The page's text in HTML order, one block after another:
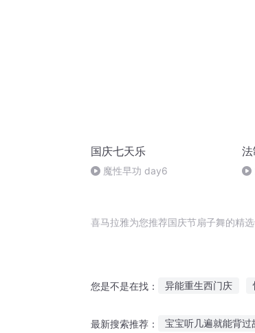
国庆七天乐
魔性早功 day6
喜马拉雅为您推荐国庆节扇子舞的精
您是不是在找： 异能重生西门庆
最新搜索推荐： 宝宝听几遍就能背过